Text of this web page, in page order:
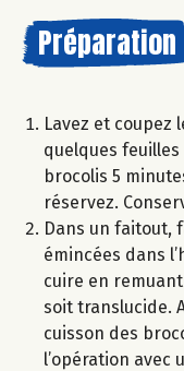
Préparation
Lavez et coupez
quelques
brocolis 5
réservez.
Dans un faitout,
émincées dans
cuire en remuant
soit translucide.
cuisson des
l’opération avec